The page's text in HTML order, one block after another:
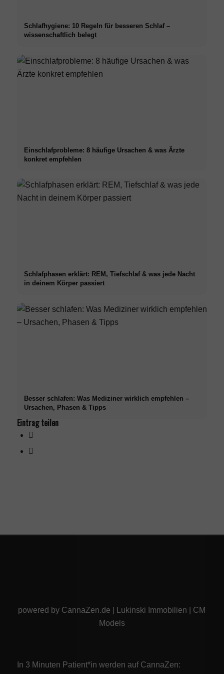
Schlafhygiene: 10 Regeln für besseren Schlaf –
wissenschaftlich belegt
Einschlafprobleme: 8 häufige Ursachen & was Ärzte
konkret empfehlen
Schlafphasen erklärt: REM, Tiefschlaf & was jede Nacht
in deinem Körper passiert
Besser schlafen: Was Mediziner wirklich empfehlen –
Ursachen, Phasen & Tipps
Eintrag teilen
powered by CannaZen.de Lukinski Immobilien
CM
Models
In 3 Minuten Patient*in werden auf CannaZen: